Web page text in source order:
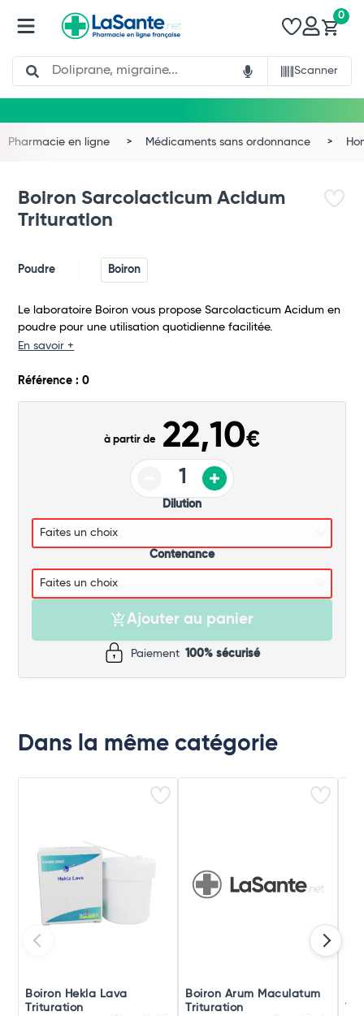
Search
Scanner
0
Total
Pharmacie en ligne Médicaments sans ordonnance
Boiron Sarcolacticum Acidum
Trituration
Poudre Boiron
Le laboratoire Boiron vous propose Sarcolacticum Acidum en
poudre pour une utilisation quotidienne facilitée.
En savoir +
Référence : 0
à partir de 22,10€
Dilution
Contenance
Ajouter au panier
Paiement 100% sécurisé
Dans la même catégorie
Boiron Hekla Lava
Trituration
Boiron Arum Maculatum
Trituration